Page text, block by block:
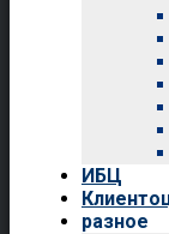
ИБЦ
разное